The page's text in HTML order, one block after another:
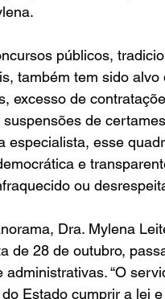
públicos,
também tem sido
excesso de
de
especialista, esse
e
ou
Dra. Mylena
de 28 de outubro,
administrativas. “O
Estado cumprir a lei